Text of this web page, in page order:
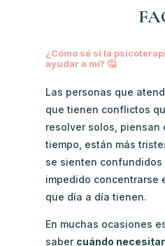
¿Cómo sé si la
ayudar a mi? 🤔
Las personas que
que tienen conflictos
resolver solos, piensan
tiempo, están más
se sienten confundidos
impedido concentrarse
que día a día tienen.
En muchas ocasiones
saber cuándo